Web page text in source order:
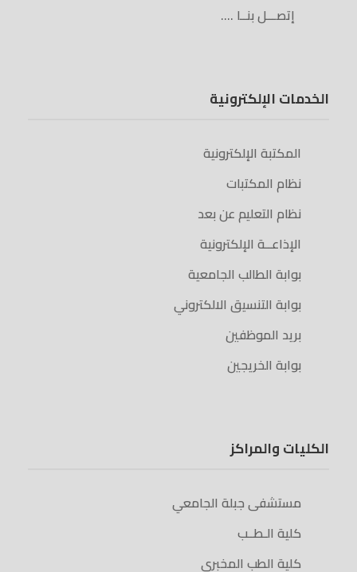
إتصـــل بنــا ….
الخدمات الإلكترونية
المكتبة الإلكترونية
نظام المكتبات
نظام التعليم عن بعد
الإذاعــة الإلكترونية
بوابة الطالب الجامعية
بوابة التنسيق الالكتروني
بريد الموظفين
بوابة الخريجين
الكليات والمراكز
مستشفى جبلة الجامعي
كلية الـطــب
كلية الطب المخبري